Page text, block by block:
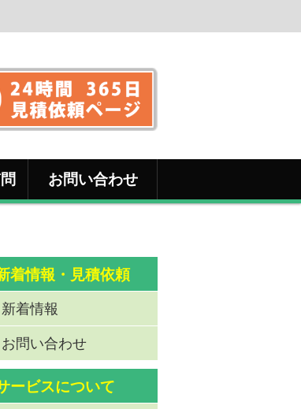
お問い合わせ
着情報・見積依頼
新着情報
お問い合わせ
ービスについて